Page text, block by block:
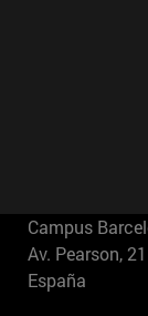
Campus
Av. Pearson,
España